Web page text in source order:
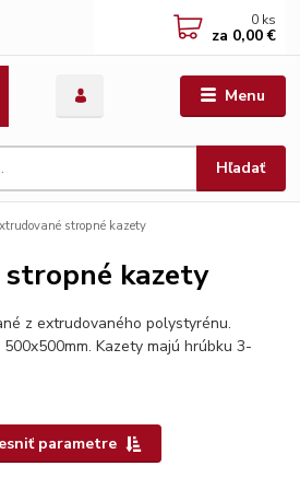
Menu
Hľadať
0 ks
za 0,00 €
stropné kazety
kazety
z extrudovaného polystyrénu.
Kazety majú hrúbku 3-
parametre